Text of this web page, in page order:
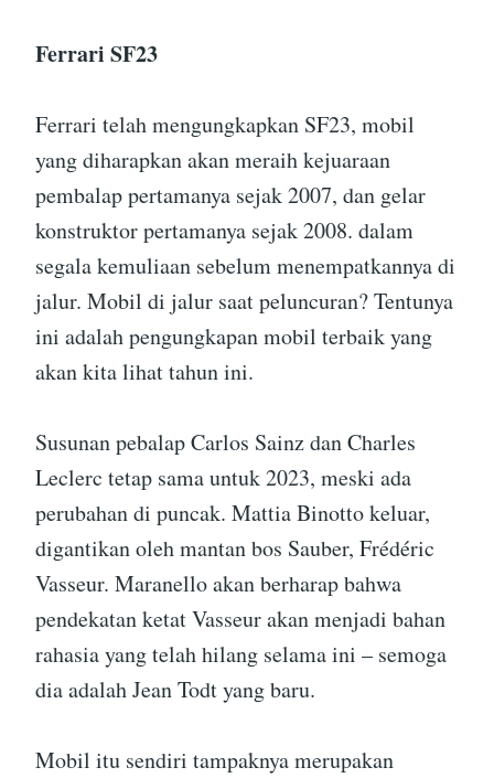
Ferrari SF23
Ferrari telah mengungkapkan SF23, mobil
yang diharapkan akan meraih kejuaraan
pembalap pertamanya sejak 2007, dan gelar
konstruktor pertamanya sejak 2008. dalam
segala kemuliaan sebelum menempatkannya di
jalur. Mobil di jalur saat peluncuran? Tentunya
ini adalah pengungkapan mobil terbaik yang
akan kita lihat tahun ini.
Susunan pebalap Carlos Sainz dan Charles
Leclerc tetap sama untuk 2023, meski ada
perubahan di puncak. Mattia Binotto keluar,
digantikan oleh mantan bos Sauber, Frédéric
Vasseur. Maranello akan berharap bahwa
pendekatan ketat Vasseur akan menjadi bahan
rahasia yang telah hilang selama ini – semoga
dia adalah Jean Todt yang baru.
Mobil itu sendiri tampaknya merupakan